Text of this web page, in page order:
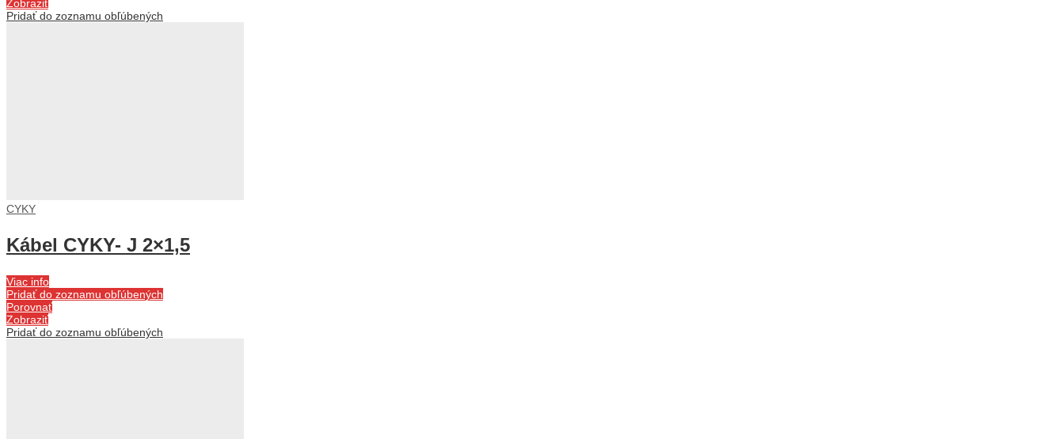
Zobraziť
Pridať do zoznamu obľúbených
CYKY
Kábel CYKY- J 2×1,5
Viac info
Pridať do zoznamu obľúbených
Porovnať
Zobraziť
Pridať do zoznamu obľúbených